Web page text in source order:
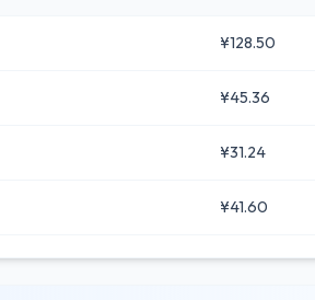
¥128.50
¥45.36
¥31.24
¥41.60